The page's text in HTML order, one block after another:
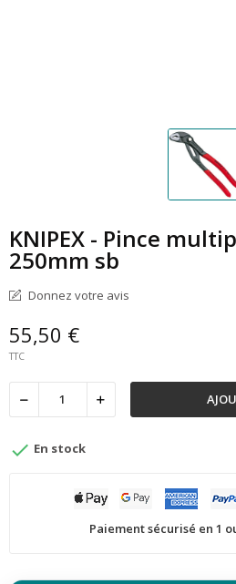
KNIPEX - Pince
250mm sb
Donnez votre avis
55,50 €
TTC
 En stock
Paiement sécurisé en 1